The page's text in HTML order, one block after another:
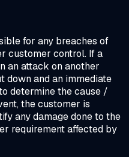
for any breaches of
customer control. If a
an attack on another
down and an immediate
determine the cause /
the customer is
any damage done to the
requirement affected by